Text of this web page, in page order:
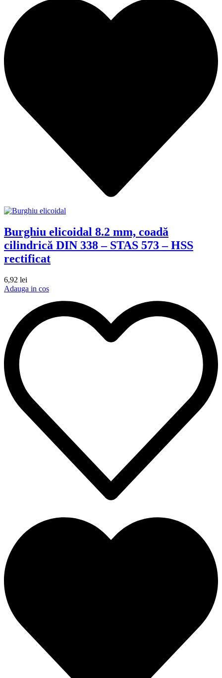
Burghiu elicoidal 8.2 mm, coadă
cilindrică DIN 338 – STAS 573 – HSS
rectificat
6,92 lei
Adauga in cos